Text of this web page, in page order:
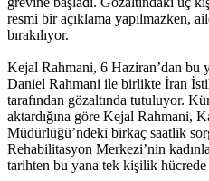
resmi bir açıklama yapılmazken,
bırakılıyor.
Kejal Rahmani, 6 Haziran’dan bu
Daniel Rahmani ile birlikte İran
tarafından gözaltında tutuluyor.
aktardığına göre Kejal Rahmani,
Müdürlüğü’ndeki birkaç saatlik
Rehabilitasyon Merkezi’nin
tarihten bu yana tek kişilik